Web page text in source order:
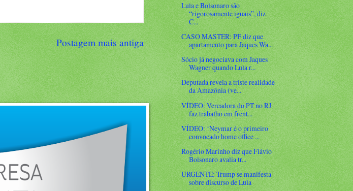
Postagem mais antiga
Lula e Bolsonaro são
“rigorosamente iguais”, diz
C...
CASO MASTER: PF diz que
apartamento para Jaques Wa...
Sócio já negociava com Jaques
Wagner quando Lula r...
Deputada revela a triste realidade
da Amazônia (ve...
VÍDEO: Vereadora do PT no RJ
faz trabalho em frent...
VÍDEO: ‘Neymar é o primeiro
convocado home office ...
Rogério Marinho diz que Flávio
Bolsonaro avalia tr...
URGENTE: Trump se manifesta
sobre discurso de Lula